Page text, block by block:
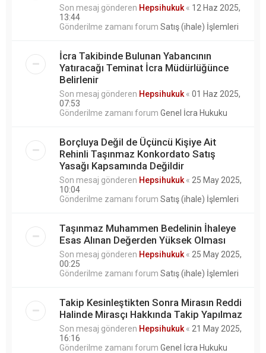
Son mesaj gönderen Hepsihukuk « 12 Haz 2025,
13:44
Gönderilme zamanı forum Satış (ihale) İşlemleri
İcra Takibinde Bulunan Yabancının
Yatıracağı Teminat İcra Müdürlüğünce
Belirlenir
Son mesaj gönderen Hepsihukuk « 01 Haz 2025,
07:53
Gönderilme zamanı forum Genel İcra Hukuku
Borçluya Değil de Üçüncü Kişiye Ait
Rehinli Taşınmaz Konkordato Satış
Yasağı Kapsamında Değildir
Son mesaj gönderen Hepsihukuk « 25 May 2025,
10:04
Gönderilme zamanı forum Satış (ihale) İşlemleri
Taşınmaz Muhammen Bedelinin İhaleye
Esas Alınan Değerden Yüksek Olması
Son mesaj gönderen Hepsihukuk « 25 May 2025,
00:25
Gönderilme zamanı forum Satış (ihale) İşlemleri
Takip Kesinleştikten Sonra Mirasın Reddi
Halinde Mirasçı Hakkında Takip Yapılmaz
Son mesaj gönderen Hepsihukuk « 21 May 2025,
16:16
Gönderilme zamanı forum Genel İcra Hukuku